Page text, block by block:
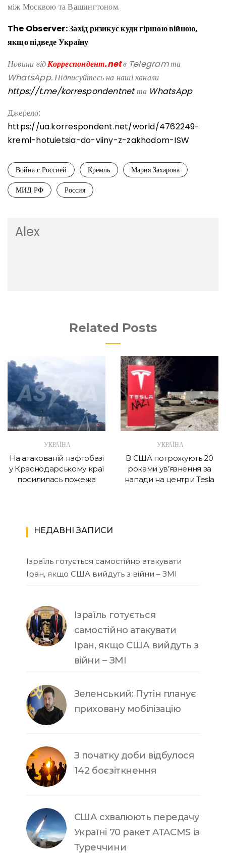
між Москвою та Вашингтоном.
The ​​Observer: Захід ризикує куди гіршою війною,
якщо підведе Україну
Новини відКорреспондент.netв Telegram та
WhatsApp. Підписуйтесь на наші канали
https://t.me/korrespondentnetта WhatsApp
Джерело:
https://ua.korrespondent.net/world/4762249-
kreml-hotuietsia-do-viiny-z-zakhodom-ISW
Война с Россией Кремль
Мария Захарова
МИД РФ
Россия
Alex
Related Posts
УКРАЇНА
На атакованій нафтобазі
у Краснодарському краї
посилилась пожежа
УКРАЇНА
В США погрожують 20
роками ув’язнення за
напади на центри Tesla
НЕДАВНІ ЗАПИСИ
Ізраїль готується самостійно атакувати
Іран, якщо США вийдуть з війни – ЗМІ
Ізраїль готується
самостійно атакувати
Іран, якщо США вийдуть з
війни – ЗМІ
Зеленський: Путін планує
приховану мобілізацію
З початку доби відбулося
142 боєзіткнення
США схвалюють передачу
Україні 70 ракет ATACMS із
Туреччини